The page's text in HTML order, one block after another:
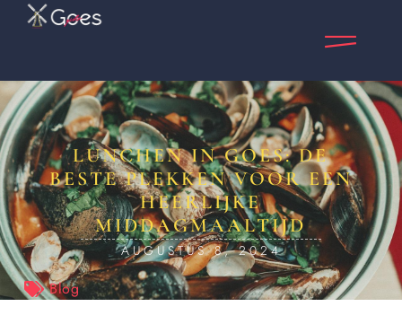
LUNCHEN IN GOES: DE
BESTE PLEKKEN VOOR EEN
HEERLIJKE
MIDDAGMAALTIJD
AUGUSTUS 8, 2024
Blog